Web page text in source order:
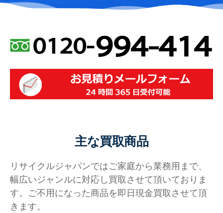
主な買取商品
リサイクルジャパンではご家庭から業務用まで、
幅広いジャンルに対応し買取させて頂いておりま
す。ご不用になった商品を即日現金買取させて頂
きます。